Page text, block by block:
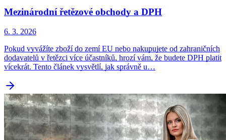
Mezinárodní řetězové obchody a DPH
6. 3. 2026
Pokud vyvážíte zboží do zemí EU nebo nakupujete od zahraničních
dodavatelů v řetězci více účastníků, hrozí vám, že budete DPH platit
vícekrát. Tento článek vysvětlí, jak správně u…